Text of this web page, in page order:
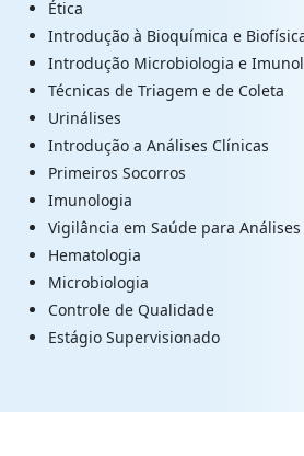
Ética
Introdução à Bioquímica e
Introdução Microbiologia e
Técnicas de Triagem e de Coleta
Urinálises
Introdução a Análises Clínicas
Primeiros Socorros
Imunologia
Vigilância em Saúde para
Hematologia
Microbiologia
Controle de Qualidade
Estágio Supervisionado